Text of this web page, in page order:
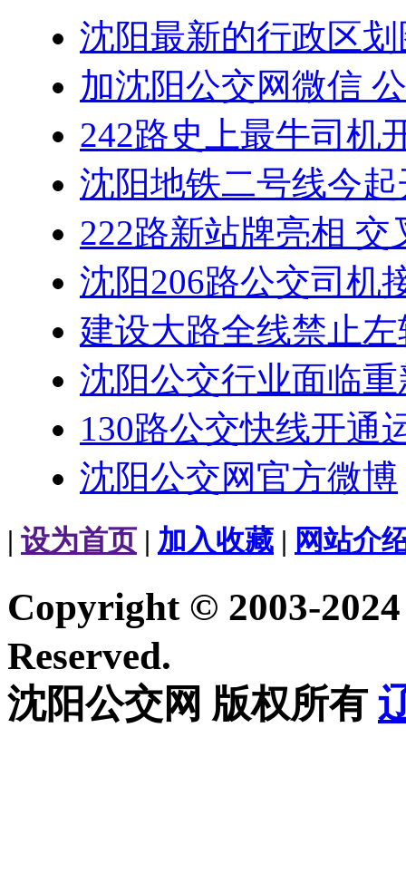
沈阳最新的行政区
加沈阳公交网微信
242路史上最牛司机
沈阳地铁二号线今
222路新站牌亮相 交
沈阳206路公交司机
建设大路全线禁止
沈阳公交行业面临
130路公交快线开通
沈阳公交网官方微博
| 设为首页 | 加入收藏 | 网站介
Copyright © 2003-
Reserved.
沈阳公交网 版权所有